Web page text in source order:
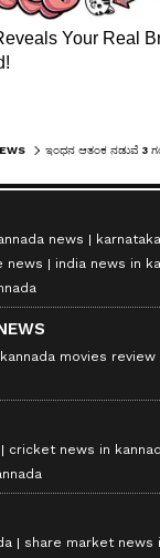
news
news
india news in
kannada movies review
cricket news in
share market news